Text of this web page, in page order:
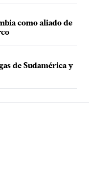
como aliado de
de Sudamérica y